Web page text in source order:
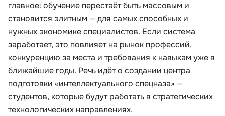
главное: обучение перестаёт быть массовым и
становится элитным — для самых способных и
нужных экономике специалистов. Если система
заработает, это повлияет на рынок профессий,
конкуренцию за места и требования к навыкам уже в
ближайшие годы. Речь идёт о создании центра
подготовки «интеллектуального спецназа» —
студентов, которые будут работать в стратегических
технологических направлениях.
Менеджмент
Иностранные языки
Soft Skills